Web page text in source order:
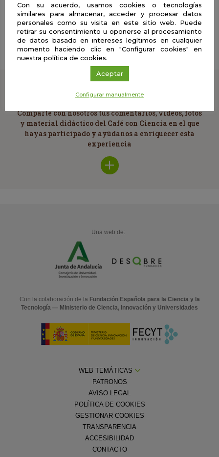
Tecnología Electrónica | Presencial
IA: que no cunda el pánico (todavía)
Cuéntanos
Comparte con nosotros tus comentarios, vídeos, fotos
y material didáctico del Café con Ciencia en el que
hayas participado y ayúdanos a enriquecer esta
experiencia
Una web de:
Con la colaboración de la Fundación Española para la Ciencia y la
Tecnología — Ministerio de Ciencia, Innovación y Universidades
WEB TEMÁTICAS
PATRONOS
AVISO LEGAL
POLÍTICA DE COOKIES
GESTIONAR COOKIES
TRANSPARENCIA
ACCESIBILIDAD
CONTACTO
Con su acuerdo, usamos cookies o tecnologías
similares para almacenar, acceder y procesar datos
personales como su visita en este sitio web. Puede
retirar su consentimiento u oponerse al procesamiento
de datos basado en intereses legítimos en cualquier
momento haciendo clic en "Configurar cookies" en
nuestra política de cookies.
Aceptar
Configurar manualmente